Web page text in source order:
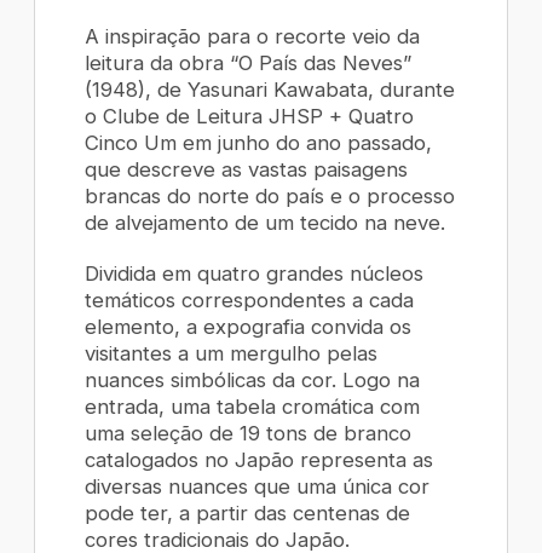
A inspiração para o recorte veio da
leitura da obra “O País das Neves”
(1948), de Yasunari Kawabata, durante
o Clube de Leitura JHSP + Quatro
Cinco Um em junho do ano passado,
que descreve as vastas paisagens
brancas do norte do país e o processo
de alvejamento de um tecido na neve.
Dividida em quatro grandes núcleos
temáticos correspondentes a cada
elemento, a expografia convida os
visitantes a um mergulho pelas
nuances simbólicas da cor. Logo na
entrada, uma tabela cromática com
uma seleção de 19 tons de branco
catalogados no Japão representa as
diversas nuances que uma única cor
pode ter, a partir das centenas de
cores tradicionais do Japão.